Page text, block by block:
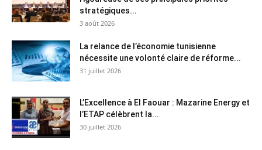
stratégiques...
3 août 2026
La relance de l’économie tunisienne
nécessite une volonté claire de réforme...
31 juillet 2026
L’Excellence à El Faouar : Mazarine Energy et
l’ETAP célèbrent la...
30 juillet 2026